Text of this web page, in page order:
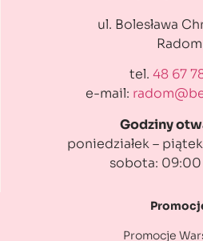
ul. Bolesława
Radom
tel. 48 67
e-mail:
Godziny
poniedziałek –
sobota: 09:00
Promocje